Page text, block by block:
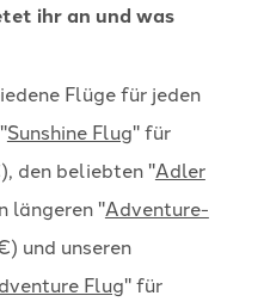
ihr an und was
Flüge für jeden
Sunshine Flug" für
den beliebten "Adler
längeren "Adventure-
und unseren
Flug" für